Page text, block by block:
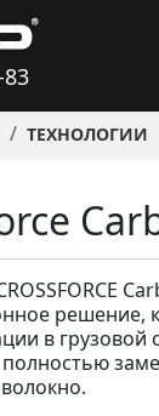
83
ТЕХНОЛОГИИ
решение,
в грузовой